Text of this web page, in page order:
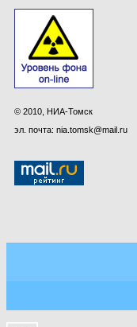
© 2010, НИА-Томск
эл. почта: nia.tomsk@mail.ru